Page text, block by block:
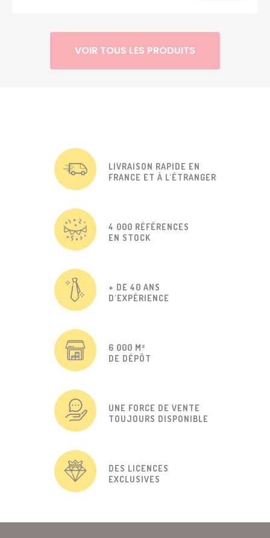
VOIR TOUS LES PRODUITS
LIVRAISON RAPIDE EN
FRANCE ET À L'ÉTRANGER
4 000 RÉFÉRENCES
EN STOCK
+ DE 40 ANS
D'EXPÉRIENCE
6 000 M²
DE DÉPÔT
UNE FORCE DE VENTE
TOUJOURS DISPONIBLE
DES LICENCES
EXCLUSIVES